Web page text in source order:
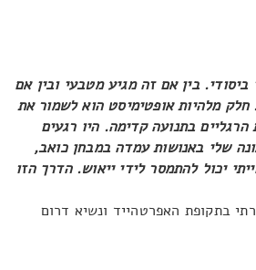
ביסודי. בין אם זה מגיע מטבעי ובין אם
חלק מלהיות אופטימיסט הוא לשמור את
בתנועה קדימה. היו רגעים
שלי באנושות עמדה במבחן כואב,
יכול להתמסר לידי ייאוש. הדרך הזו
בתקופת האפרטהייד ונשיא דרום